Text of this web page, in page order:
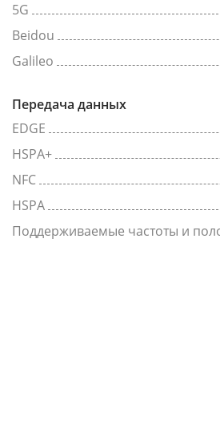
5G
Beidou
Galileo
Передача данных
EDGE
HSPA+
NFC
HSPA
Поддерживаемые частоты и